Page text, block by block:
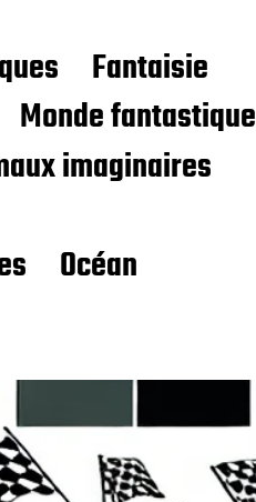
Fantaisie
Monde fantastique
imaginaires
Océan